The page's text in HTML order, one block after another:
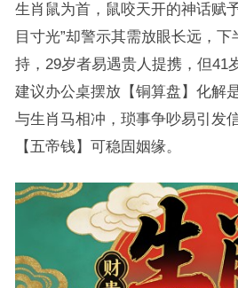
生肖鼠为首，鼠咬天开的神话赋
目寸光”却警示其需放眼长远，
持，29岁者易遇贵人提携，但41
建议办公桌摆放【铜算盘】化解
与生肖马相冲，琐事争吵易引发
【五帝钱】可稳固姻缘。